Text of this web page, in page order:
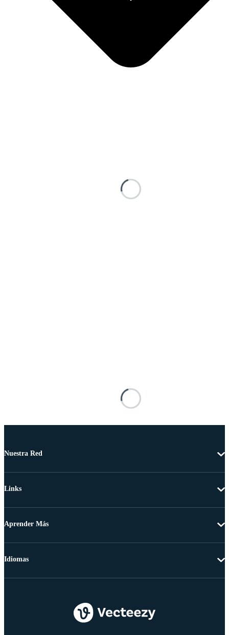
Nuestra Red
Links
Aprender Más
Idiomas